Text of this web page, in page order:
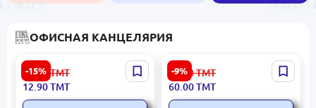
ОФИСНАЯ КАНЦЕЛЯРИЯ
-15%
Kangaro 23/10-H | Скобы
для мощных степлеров
23/10
15.20 ТМТ
12.90ТМТ
-9%
BK-00035933 | Книга учёта
А4 50 листов
66.00ТМТ
60.00ТМТ